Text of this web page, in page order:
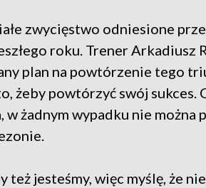
zwycięstwo odniesione
roku. Trener Arkadiusz
plan na powtórzenie tego
żeby powtórzyć swój sukces.
żadnym wypadku nie można
też jesteśmy, więc myślę, że